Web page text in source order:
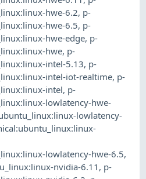
hwe-6.2, p-
hwe-6.5, p-
hwe-edge, p-
hwe, p-
intel-5.13, p-
intel-iot-realtime, p-
intel, p-
lowlatency-hwe-
lowlatency-
lowlatency-hwe-6.5,
nvidia-6.11 , p-